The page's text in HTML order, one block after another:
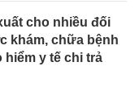
cho nhiều đối
khám, chữa bệnh
hiểm y tế chi trả